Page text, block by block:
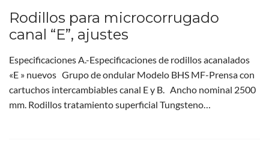
Rodillos para microcorrugado
canal “E”, ajustes
Especificaciones A.-Especificaciones de rodillos acanalados
«E » nuevos Grupo de ondular Modelo BHS MF-Prensa con
cartuchos intercambiables canal E y B. Ancho nominal 2500
mm. Rodillos tratamiento superficial Tungsteno…